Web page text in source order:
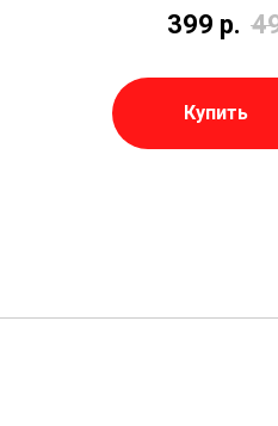
399 р.
Купить